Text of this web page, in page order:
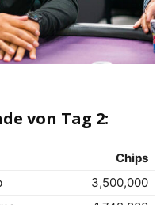
von Tag 2:
Chips
3,500,000